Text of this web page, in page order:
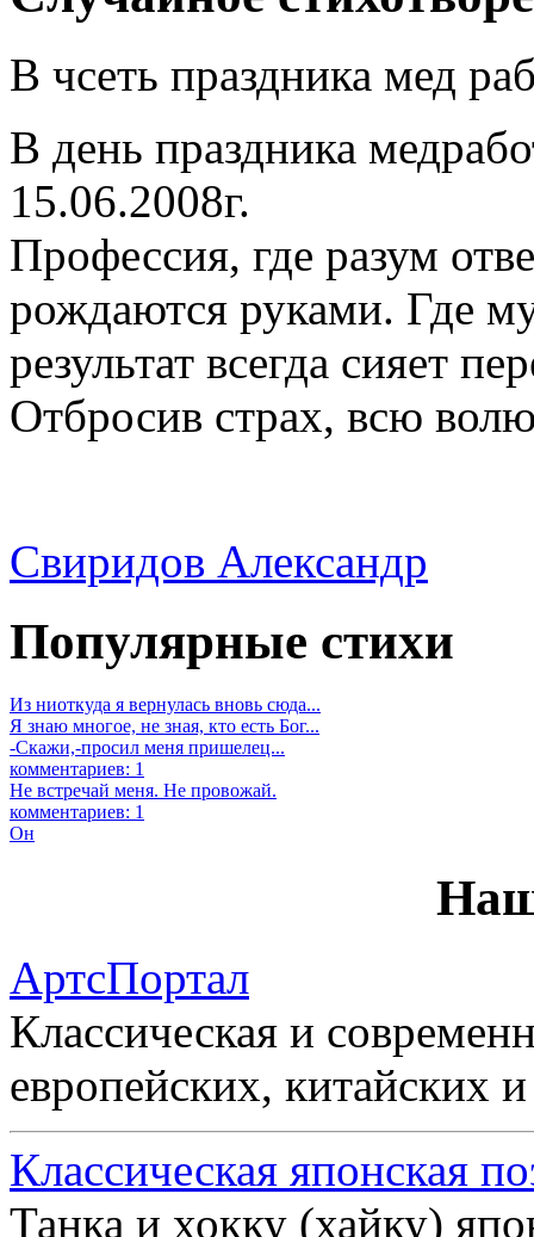
В чсеть праздника мед
В день праздника
15.06.2008г.
Профессия, где разум
рождаются руками. Где
результат всегда сияет
Отбросив страх, всю
Свиридов Александр
Популярные стихи
Из ниоткуда я вернулась вновь сюда...
Я знаю многое, не зная, кто есть Бог...
-Скажи,-просил меня пришелец...
комментариев: 1
Не встречай меня. Не провожай.
комментариев: 1
Он
АртсПортал
Классическая и
европейских, китайских
Классическая японская
Танка и хокку (хайку)